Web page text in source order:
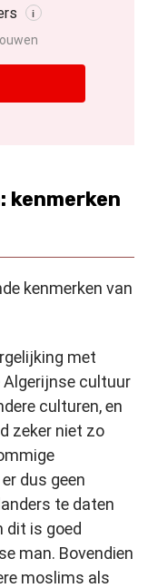
i
kenmerken
kenmerken van
met
Algerijnse cultuur
culturen, en
zeker niet zo
dus geen
te daten
dit is goed
man. Bovendien
moslims als